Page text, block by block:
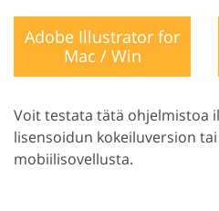
Adobe Illustrator for
Mac / Win
Voit testata tätä ohjelmistoa
lisensoidun kokeiluversion
mobiilisovellusta.